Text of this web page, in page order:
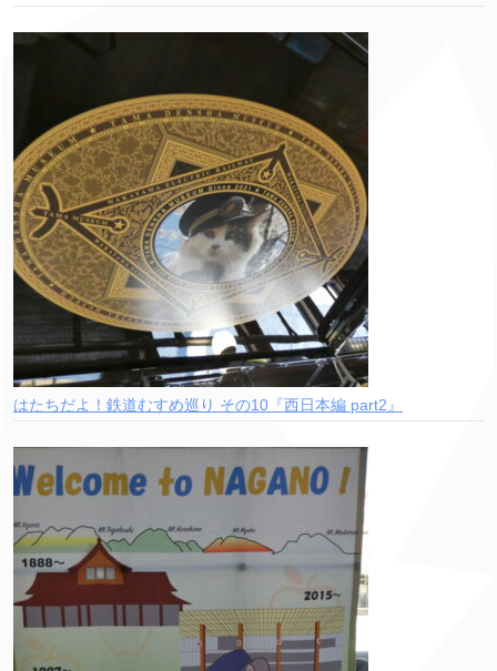
はたちだよ！鉄道むすめ巡り その10『西日本編 part2』